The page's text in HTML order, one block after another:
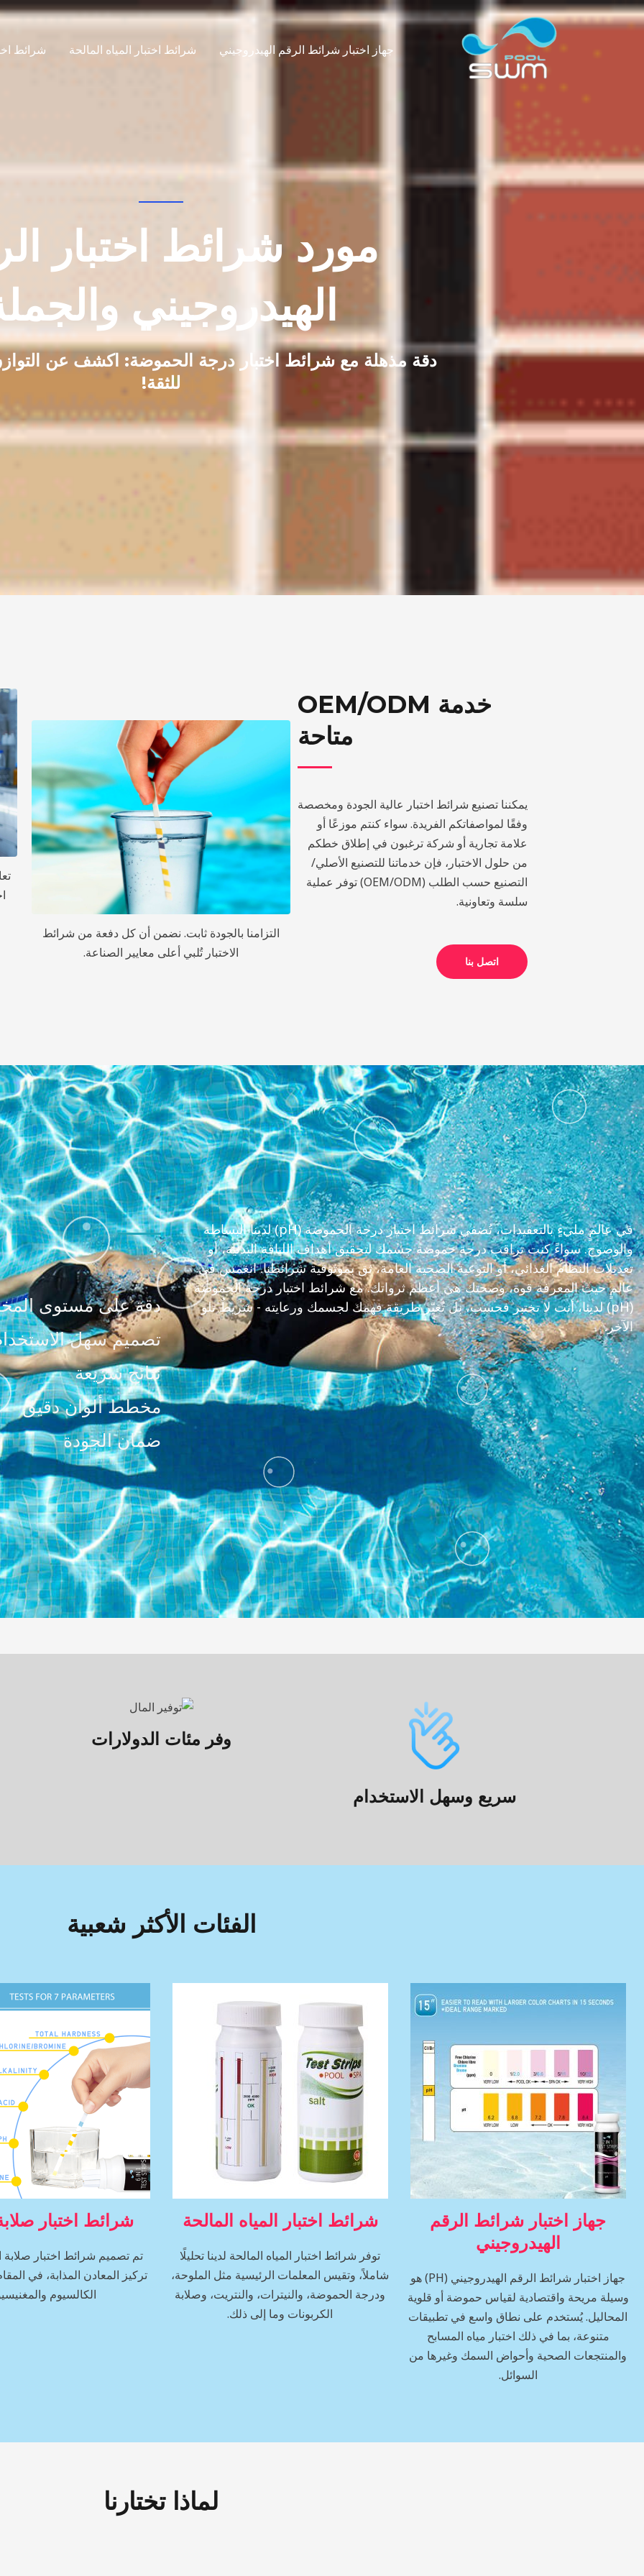
انتقل
إلى
جهاز اختبار شرائط الرقم الهيدروجيني شرائط اختبار المياه المالحة شرائط
مورد شرائط اختبار
الهيدروجيني
دقة مذهلة مع شرائط اختبار درجة الحموضة: اكشف عن
للثقة!
خدمة OEM/ODM
متاحة
يمكننا تصنيع شرائط اختبار عالية الجودة ومخصصة
وفقًا لمواصفاتكم الفريدة. سواء كنتم موزعًا أو
علامة تجارية أو شركة ترغبون في إطلاق خطكم
من حلول الاختبار، فإن خدماتنا للتصنيع الأصلي/
التصنيع حسب الطلب (OEM/ODM) توفر عملية
سلسة وتعاونية.
اتصل بنا
التزامنا بالجودة ثابت. نضمن أن كل دفعة من شرائط
الاختبار تُلبي أعلى معايير الصناعة.
في عالمٍ مليءٍ بالتعقيدات، تُضفي شرائط اختبار درجة الحموضة (pH) لدينا البساطة
والوضوح. سواءً كنت تراقب درجة حموضة جسمك لتحقيق أهداف اللياقة البدنية، أو
تعديلات النظام الغذائي، أو التوعية الصحية العامة، ثق بموثوقية شرائطنا. انغمس في
عالمٍ حيث المعرفة قوة، وصحتك هي أعظم ثرواتك. مع شرائط اختبار درجة الحموضة
(pH) لدينا، أنت لا تختبر فحسب، بل تُغيّر طريقة فهمك لجسمك ورعايته - شريطٌ تلو
الآخر.
دقة على مستوى
تصميم سهل
نتائج سريعة
مخطط ألوان دقيق
ضمان الجودة
سريع وسهل الاستخدام
وفر مئات الدولارات
الفئات الأكثر شعبية
جهاز اختبار شرائط الرقم
الهيدروجيني
جهاز اختبار شرائط الرقم الهيدروجيني (PH) هو
وسيلة مريحة واقتصادية لقياس حموضة أو قلوية
المحاليل. يُستخدم على نطاق واسع في تطبيقات
متنوعة، بما في ذلك اختبار مياه المسابح
والمنتجعات الصحية وأحواض السمك وغيرها من
السوائل.
شرائط اختبار المياه المالحة
توفر شرائط اختبار المياه المالحة لدينا تحليلًا
شاملاً، وتقيس المعلمات الرئيسية مثل الملوحة،
ودرجة الحموضة، والنيترات، والنتريت، وصلابة
الكربونات وما إلى ذلك.
شرائط اختبار
تم تصميم شرائط اختبار صلابة
تركيز المعادن المذابة، في
الكالسيوم
لماذا تختارنا